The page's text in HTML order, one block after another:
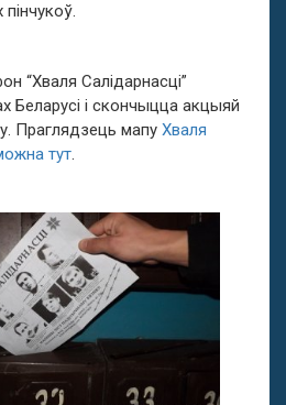
“Хваля Салідарнасці”
Беларусі і скончыцца акцыяй
Праглядзець мапу Хваля
тут.